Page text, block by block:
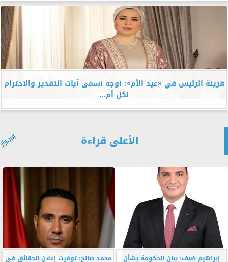
قرينة الرئيس في «عيد الأم»: أوجه أسمى آيات التقدير والاحترام
لكل أم...
الأعلى قراءة
إبراهيم ضيف: بيان الحكومة بشأن محمد صالح: توقيت إعلان الحقائق في